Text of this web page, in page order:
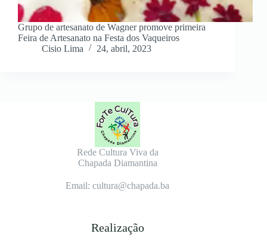
Grupo de artesanato de Wagner promove primeira
Feira de Artesanato na Festa dos Vaqueiros
Cisio Lima
24, abril, 2023
Rede Cultura Viva da
Chapada Diamantina
Email: cultura@chapada.ba
Realização